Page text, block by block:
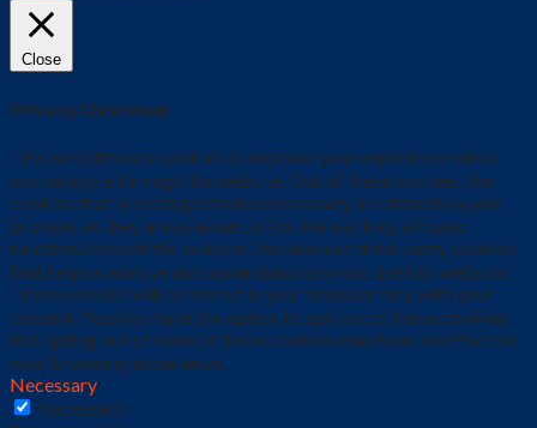
Close
Privacy Overview
This website uses cookies to improve your experience while
you navigate through the website. Out of these cookies, the
cookies that are categorized as necessary are stored on your
browser as they are as essential for the working of basic
functionalities of the website. We also use third-party cookies
that help us analyze and understand how you use this website.
These cookies will be stored in your browser only with your
consent. You also have the option to opt-out of these cookies.
But opting out of some of these cookies may have an effect on
your browsing experience.
Necessary
Necessary